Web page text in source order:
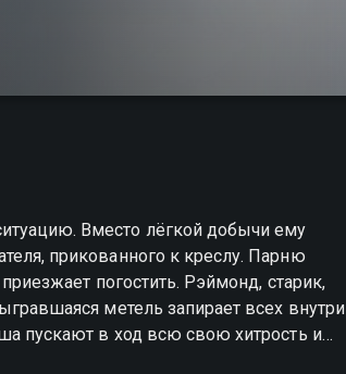
Вместо лёгкой добычи ему
прикованного к креслу. Парню
погостить. Рэймонд, старик,
метель запирает всех внутри
пускают в ход всю свою хитрость и
находками. «Нянька на Рождество» —